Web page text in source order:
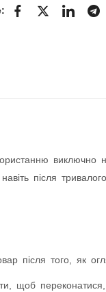
виключно
після
після того, як
щоб